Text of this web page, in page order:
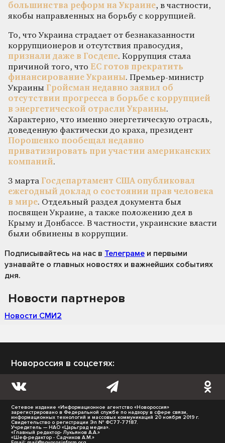
большинства реформ на Украине, в частности,
якобы направленных на борьбу с коррупцией.
То, что Украина страдает от безнаказанности
коррупционеров и отсутствия правосудия,
признали даже в Госдепе. Коррупция стала
причиной того, что ЕС готов прекратить
финансирование Украины. Премьер-министр
Украины Гройсман недавно заявил об
отсутствии прогресса в борьбе с коррупцией
в энергетической отрасли Украины.
Характерно, что именно энергетическую отрасль,
доведенную фактически до краха, президент
Порошенко пообещал недавно
приватизировать при участии американских
компаний.
3 марта Госдепартамент США опубликовал
ежегодный доклад о состоянии прав человека
в мире. Отдельный раздел документа был
посвящен Украине, а также положению дел в
Крыму и Донбассе. В частности, украинские власти
были обвинены в коррупции.
Подписывайтесь на нас в Телеграме и первыми
узнавайте о главных новостях и важнейших событиях
дня.
Новости партнеров
Новости СМИ2
Новороссия в соцсетях:
Сетевое издание «Информационное агентство «Новороссия»
зарегистрировано в Федеральной службе по надзору в сфере связи,
информационных технологий и массовых коммуникаций 20 ноября 2019 г.
Свидетельство о регистрации Эл № ФС77-77187.
Учредитель — НАО «Царьград медиа».
«Главный редактор- Лукьянов А.А.»
«Шеф-редактор - Садчиков А.М.»